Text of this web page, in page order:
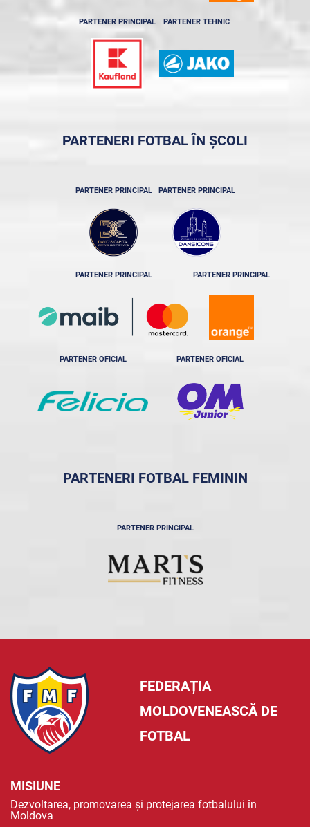
PARTENER PRINCIPAL PARTENER TEHNIC
PARTENERI FOTBAL ÎN ȘCOLI
PARTENER PRINCIPAL PARTENER PRINCIPAL
PARTENER PRINCIPAL PARTENER PRINCIPAL
PARTENER OFICIAL PARTENER OFICIAL
PARTENERI FOTBAL FEMININ
PARTENER PRINCIPAL
FEDERAȚIA
MOLDOVENEASCĂ DE
FOTBAL
MISIUNE
Dezvoltarea, promovarea și protejarea fotbalului în
Moldova